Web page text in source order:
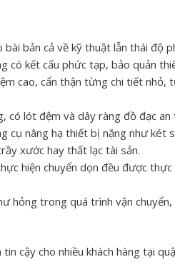
bản cả về kỹ thuật lẫn thái độ
có kết cấu phức tạp, bảo quản
cao, cẩn thận từng chi tiết nhỏ,
có lót đệm và dây ràng đồ đạc
nâng hạ thiết bị nặng như két
xước hay thất lạc tài sản.
hiện chuyển dọn đều được
hỏng trong quá trình vận
cậy cho nhiều khách hàng tại